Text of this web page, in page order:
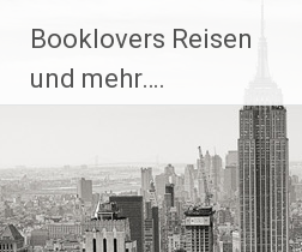
Inhalt
springen
Booklovers Reisen
und mehr….